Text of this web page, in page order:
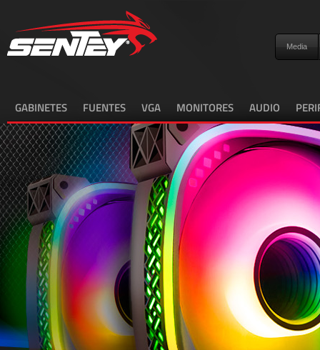
Media
GABINETES FUENTES VGA MONITORES AUDIO